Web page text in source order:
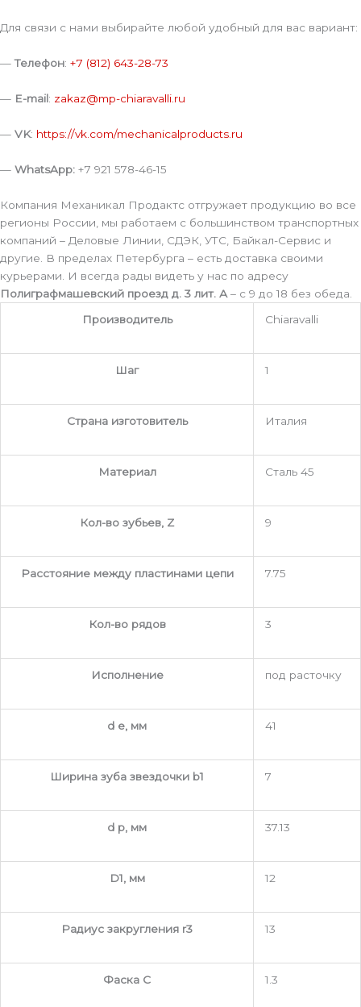
Для связи с нами выбирайте любой удобный для вас вариант:
—Телефон: +7 (812) 643-28-73
— E-mail: zakaz@mp-chiaravalli.ru
— VK: https://vk.com/mechanicalproducts.ru
— WhatsApp: +7 921 578-46-15
Компания Механикал Продактс отгружает продукцию во все
регионы России, мы работаем с большинством транспортных
компаний – Деловые Линии, СДЭК, УТС, Байкал-Сервис и
другие. В пределах Петербурга – есть доставка своими
курьерами. И всегда рады видеть у нас по адресу
Полиграфмашевский проезд д. 3 лит. А – с 9 до 18 без обеда.
Производитель
Chiaravalli
Шаг 1
Страна изготовитель Италия
Материал Сталь 45
Кол-во зубьев, Z 9
Расстояние между пластинами цепи 7.75
Кол-во рядов 3
Исполнение под расточку
d e, мм 41
Ширина зуба звездочки b1 7
d p, мм 37.13
D1, мм 12
Радиус закругления r3 13
Фаска C 1.3